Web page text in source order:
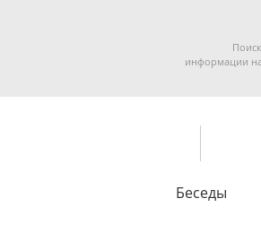
информации
Беседы